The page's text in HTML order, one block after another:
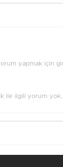
yapmak için
ile ilgili yorum yok,